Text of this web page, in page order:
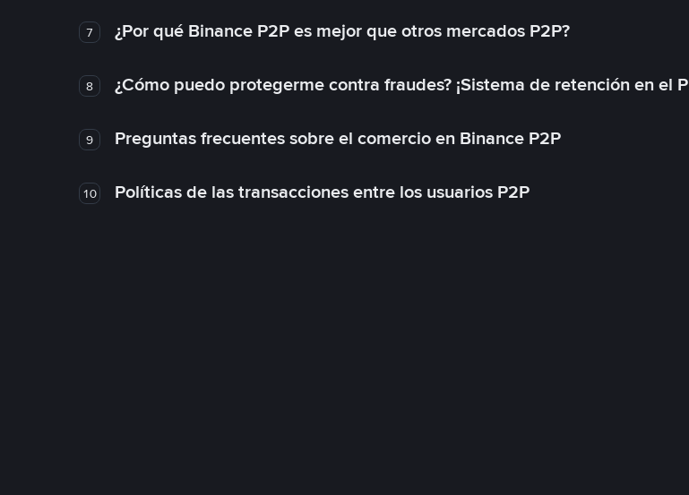
7 ¿Por qué Binance P2P es mejor que otros mercados P2P?
8 ¿Cómo puedo protegerme contra fraudes? ¡Sistema de retención en el
9 Preguntas frecuentes sobre el comercio en Binance P2P
10 Políticas de las transacciones entre los usuarios P2P